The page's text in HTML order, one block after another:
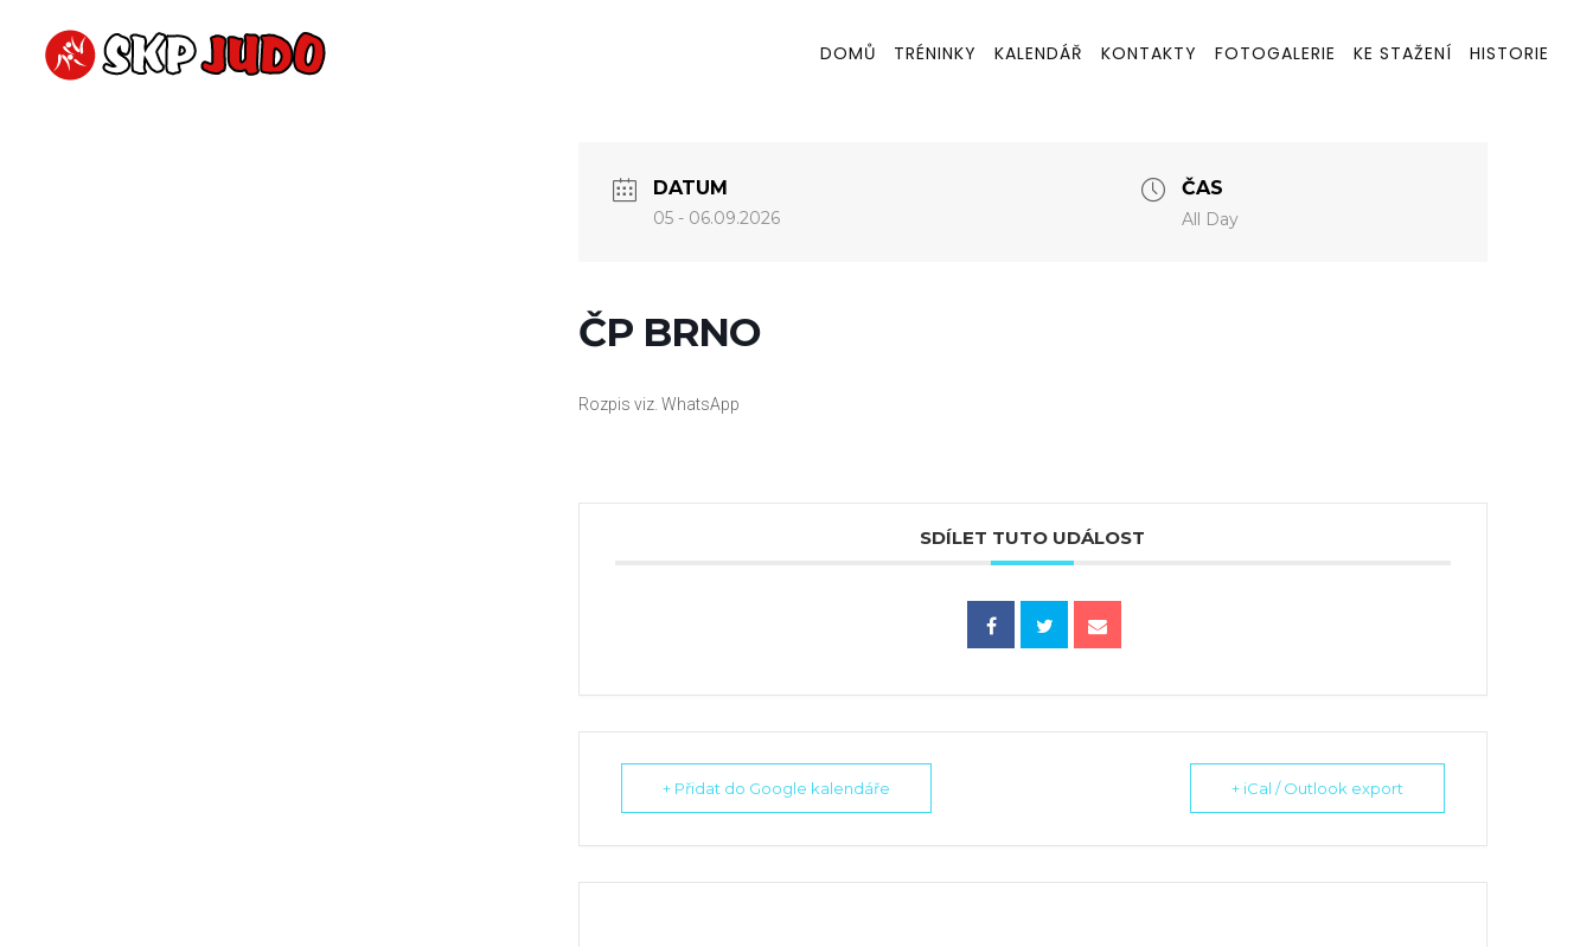
DOMŮ TRÉNINKY KALENDÁŘ KONTAKTY FOTOGALERIE KE STAŽENÍ HISTORIE
DATUM
05 - 06.09.2026
ČAS
All Day
ČP BRNO
Rozpis viz. WhatsApp
SDÍLET TUTO UDÁLOST
+ Přidat do Google kalendáře + iCal / Outlook export